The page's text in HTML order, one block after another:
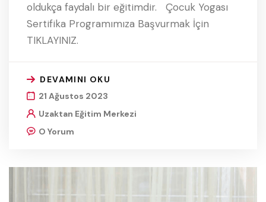
oldukça faydalı bir eğitimdir. Çocuk Yogası
Sertifika Programımıza Başvurmak İçin
TIKLAYINIZ.
DEVAMINI OKU
21 Ağustos 2023
Uzaktan Eğitim Merkezi
O Yorum